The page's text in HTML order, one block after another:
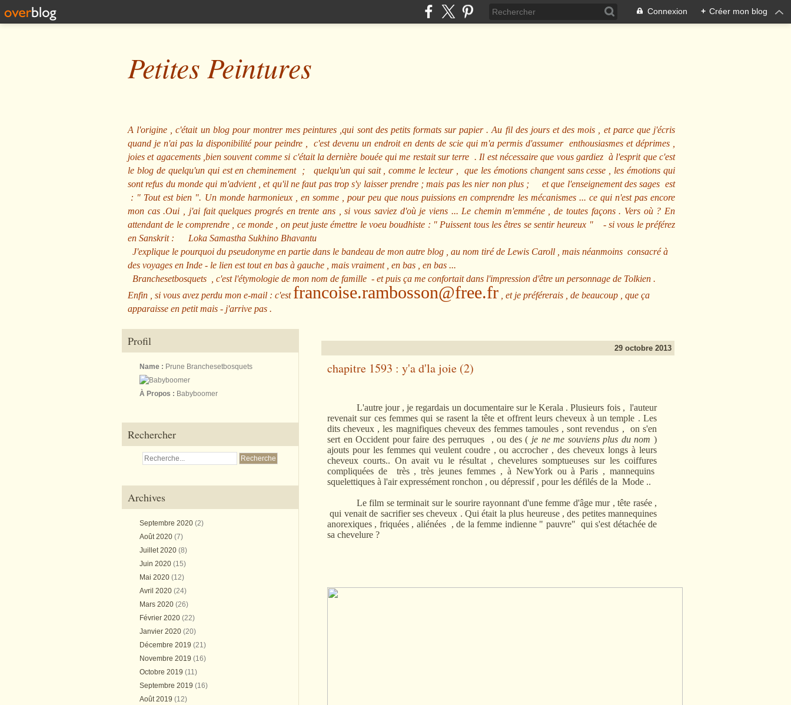
Connexion + Créer mon blog
Petites Peintures
A l'origine , c'était un blog pour montrer mes peintures ,qui sont des petits formats sur papier . Au fil des jours et des mois , et parce que j'écris
quand je n'ai pas la disponibilité pour peindre , c'est devenu un endroit en dents de scie qui m'a permis d'assumer enthousiasmes et déprimes ,
joies et agacements ,bien souvent comme si c'était la dernière bouée qui me restait sur terre . Il est nécessaire que vous gardiez à l'esprit que c'est
le blog de quelqu'un qui est en cheminement ; quelqu'un qui sait , comme le lecteur , que les émotions changent sans cesse , les émotions qui
sont refus du monde qui m'advient , et qu'il ne faut pas trop s'y laisser prendre ; mais pas les nier non plus ; et que l'enseignement des sages est
: " Tout est bien ". Un monde harmonieux , en somme , pour peu que nous puissions en comprendre les mécanismes ... ce qui n'est pas encore
mon cas .Oui , j'ai fait quelques progrés en trente ans , si vous saviez d'où je viens ... Le chemin m'emméne , de toutes façons . Vers où ? En
attendant de le comprendre , ce monde , on peut juste émettre le voeu boudhiste : " Puissent tous les êtres se sentir heureux " - si vous le préférez
en Sanskrit : Loka Samastha Sukhino Bhavantu
J'explique le pourquoi du pseudonyme en partie dans le bandeau de mon autre blog , au nom tiré de Lewis Caroll , mais néanmoins consacré à
des voyages en Inde - le lien est tout en bas à gauche , mais vraiment , en bas , en bas ...
Branchesetbosquets
, c'est l'étymologie de mon nom de famille - et puis ça me confortait dans l'impression d'être un personnage de Tolkien .
Enfin , si vous avez perdu mon e-mail : c'est francoise.rambosson@free.fr , et je préférerais , de beaucoup , que ça
apparaisse en petit mais - j'arrive pas .
Profil
Name : Prune Branchesetbosquets
À Propos : Babyboomer
Rechercher
Archives
Septembre 2020 (2)
Août 2020 (7)
Juillet 2020 (8)
Juin 2020 (15)
Mai 2020 (12)
Avril 2020 (24)
Mars 2020 (26)
Février 2020 (22)
Janvier 2020 (20)
Décembre 2019 (21)
Novembre 2019 (16)
Octobre 2019 (11)
Septembre 2019 (16)
Août 2019 (12)
29 octobre 2013
chapitre 1593 : y'a d'la joie (2)
L'autre jour , je regardais un documentaire sur le Kerala . Plusieurs fois , l'auteur
revenait sur ces femmes qui se rasent la tête et offrent leurs cheveux à un temple . Les
dits cheveux , les magnifiques cheveux des femmes tamoules , sont revendus , on s'en
sert en Occident pour faire des perruques , ou des ( je ne me souviens plus du nom )
ajouts pour les femmes qui veulent coudre , ou accrocher , des cheveux longs à leurs
cheveux courts.. On avait vu le résultat , chevelures somptueuses sur les coiffures
compliquées de très , très jeunes femmes , à NewYork ou à Paris , mannequins
squelettiques à l'air expressément ronchon , ou dépressif , pour les défilés de la Mode ..
Le film se terminait sur le sourire rayonnant d'une femme d'âge mur , tête rasée ,
qui venait de sacrifier ses cheveux . Qui était la plus heureuse , des petites mannequines
anorexiques , friquées , aliénées , de la femme indienne " pauvre" qui s'est détachée de
sa chevelure ?